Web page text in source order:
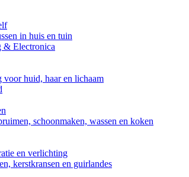
in huis en tuin
& Electronica
voor huid, haar en lichaam
schoonmaken, wassen en koken
en verlichting
kerstkransen en guirlandes